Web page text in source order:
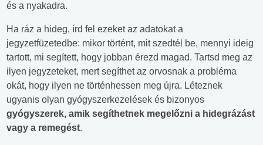
és a nyakadra.
Ha ráz a hideg, írd fel ezeket az adatokat a
jegyzetfüzetedbe: mikor történt, mit szedtél be, mennyi ideig
tartott, mi segített, hogy jobban érezd magad. Tartsd meg az
ilyen jegyzeteket, mert segíthet az orvosnak a probléma
okát, hogy ilyen ne történhessen meg újra. Léteznek
ugyanis olyan gyógyszerkezelések és bizonyos
gyógyszerek, amik segíthetnek megelőzni a hidegrázást
vagy a remegést.